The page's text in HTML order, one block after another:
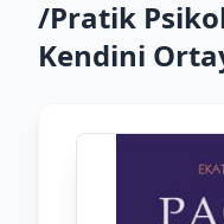
/Pratik
Kendini